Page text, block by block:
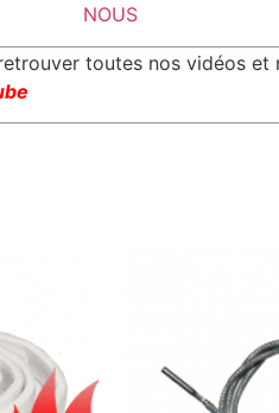
NOUS
toutes nos vidéos